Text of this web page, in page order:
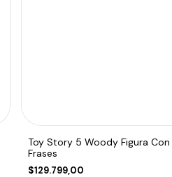
Toy Story 5 Woody Figura
Frases
$129.799,00